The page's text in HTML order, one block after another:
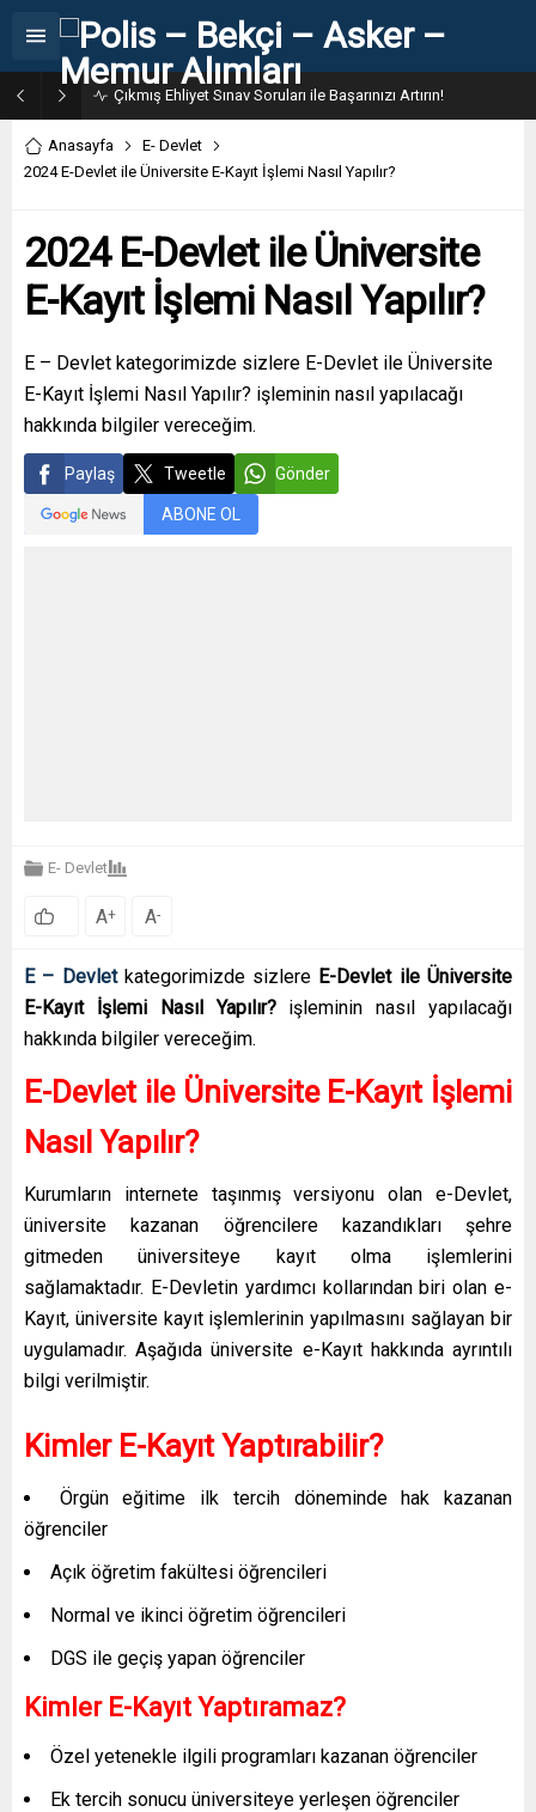
Anasayfa
E- Devlet
2024 E-Devlet ile Üniversite E-Kayıt İşlemi Nasıl Yapılır?
2024 E-Devlet ile Üniversite
E-Kayıt İşlemi Nasıl Yapılır?
E – Devlet kategorimizde sizlere E-Devlet ile Üniversite
E-Kayıt İşlemi Nasıl Yapılır? işleminin nasıl yapılacağı
hakkında bilgiler vereceğim.
Paylaş Tweetle Gönder
ABONE OL
E- Devlet
A+ A-
E – Devletkategorimizde sizlere E-Devlet ile Üniversite
E-Kayıt İşlemi Nasıl Yapılır? işleminin nasıl yapılacağı
hakkında bilgiler vereceğim.
E-Devlet ile Üniversite E-Kayıt İşlemi
Nasıl Yapılır?
Kurumların internete taşınmış versiyonu olan e-Devlet,
üniversite kazanan öğrencilere kazandıkları şehre
gitmeden üniversiteye kayıt olma işlemlerini
sağlamaktadır. E-Devletin yardımcı kollarından biri olan e-
Kayıt, üniversite kayıt işlemlerinin yapılmasını sağlayan bir
uygulamadır. Aşağıda üniversite e-Kayıt hakkında ayrıntılı
bilgi verilmiştir.
Kimler E-Kayıt Yaptırabilir?
Örgün eğitime ilk tercih döneminde hak kazanan
öğrenciler
Açık öğretim fakültesi öğrencileri
Normal ve ikinci öğretim öğrencileri
DGS ile geçiş yapan öğrenciler
Kimler E-Kayıt Yaptıramaz?
Özel yetenekle ilgili programları kazanan öğrenciler
Ek tercih sonucu üniversiteye yerleşen öğrenciler